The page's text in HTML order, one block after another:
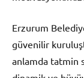
Erzurum
güvenilir
anlamda tatmin